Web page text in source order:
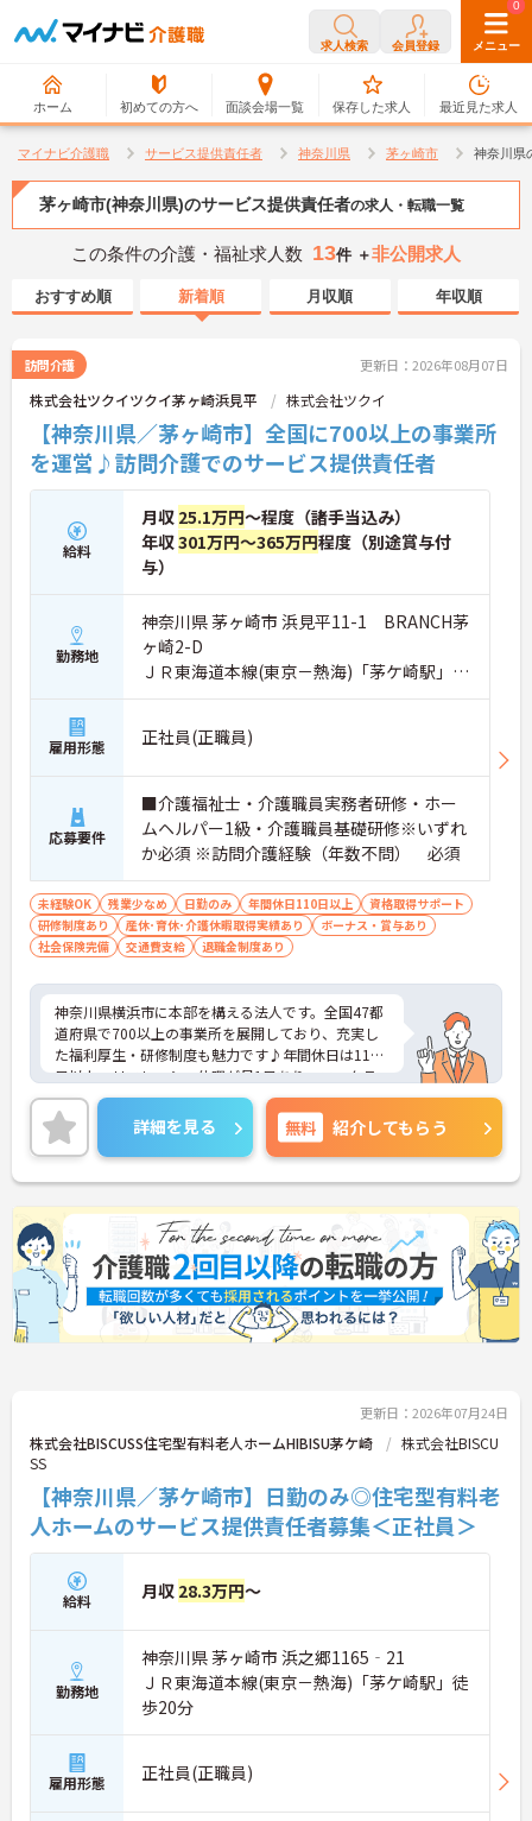
求人検索 会員登録 メニュー
ホーム 初めての方へ 面談会場一覧
0
保存した求人
0
最近見た求人
マイナビ介護職 サービス提供責任者 神奈川県 茅ヶ崎市 神奈川県
茅ヶ崎市(神奈川県)のサービス提供責任者の求人・転職一覧
この条件の介護・福祉求人数 13件 ＋非公開求人
おすすめ順 新着順 月収順 年収順
訪問介護 更新日：2026年08月07日
株式会社ツクイツクイ茅ヶ崎浜見平 株式会社ツクイ
【神奈川県／茅ヶ崎市】全国に700以上の事業所
を運営♪訪問介護でのサービス提供責任者
給料
月収 25.1万円～程度（諸手当込み）
年収301万円～365万円程度（別途賞与付
与）
勤務地
神奈川県 茅ヶ崎市 浜見平11-1 BRANCH茅
ヶ崎2-D
ＪＲ東海道本線(東京－熱海)「茅ケ崎駅」バ
ス・車6分
雇用形態 正社員(正職員)
応募要件
■介護福祉士・介護職員実務者研修・ホー
ムヘルパー1級・介護職員基礎研修※いずれ
か必須 ※訪問介護経験（年数不問） 必須
未経験OK 残業少なめ 日勤のみ 年間休日110日以上
資格取得サポート
研修制度あり
産休･育休･介護休暇取得実績あり
ボーナス・賞与あり
社会保険完備
交通費支給 退職金制度あり
神奈川県横浜市に本部を構える法人です。全国47都
道府県で700以上の事業所を展開しており、充実し
た福利厚生・研修制度も魅力です♪年間休日は110
日以上、リフレッシュ休暇が月1日あり、ワークラ
イフバランスを重視される方にもおすすめです。ご
興味のある方には、面接対策ポイントなど、さらに
詳細をお話しいたしますのでお気軽にご相談くださ
い！
詳細を見る 無料 紹介してもらう
更新日：2026年07月24日
株式会社BISCUSS住宅型有料老人ホームHIBISU茅ケ崎
株式会社BISCU
SS
【神奈川県／茅ケ崎市】日勤のみ◎住宅型有料老
人ホームのサービス提供責任者募集＜正社員＞
給料 月収 28.3万円～
勤務地
神奈川県 茅ヶ崎市 浜之郷1165‐21
ＪＲ東海道本線(東京－熱海)「茅ケ崎駅」徒
歩20分
雇用形態 正社員(正職員)